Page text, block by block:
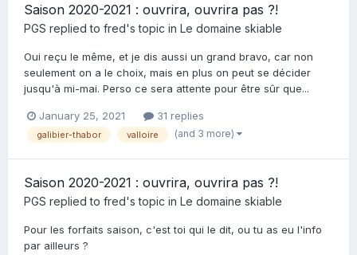
Saison 2020-2021 : ouvrira, ouvrira pas ?!
PGS replied to fred's topic in Le domaine skiable
Oui reçu le même, et je dis aussi un grand bravo, car non
seulement on a le choix, mais en plus on peut se décider
jusqu'à mi-mai. Perso ce sera attente pour être sûr que...
January 25, 2021 31 replies
galibier-thabor valloire (and 3 more)
Saison 2020-2021 : ouvrira, ouvrira pas ?!
PGS replied to fred's topic in Le domaine skiable
Pour les forfaits saison, c'est toi qui le dit, ou tu as eu l'info
par ailleurs ?